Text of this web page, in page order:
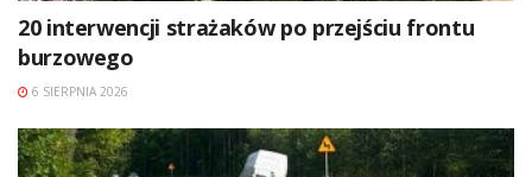
20 interwencji strażaków po przejściu frontu
burzowego
6 SIERPNIA 2026